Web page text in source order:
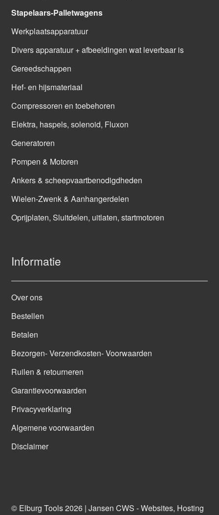
Stapelaars-Palletwagens
Werkplaatsapparatuur
Divers apparatuur + afbeeldingen wat leverbaar is
Gereedschappen
Hef- en hijsmateriaal
Compressoren en toebehoren
Elektra, haspels, solenoid, Fluxon
Generatoren
Pompen & Motoren
Ankers & scheepvaartbenodigdheden
Wielen-Zwenk & Aanhangerdelen
Oprijplaten, Sluitdelen, uitlaten, startmotoren
Informatie
Over ons
Bestellen
Betalen
Bezorgen- Verzendkosten- Voorwaarden
Ruilen & retourneren
Garantievoorwaarden
Privacyverklaring
Algemene voorwaarden
Disclaimer
© Elburg Tools 2026 | Jansen CWS - Websites, Hosting